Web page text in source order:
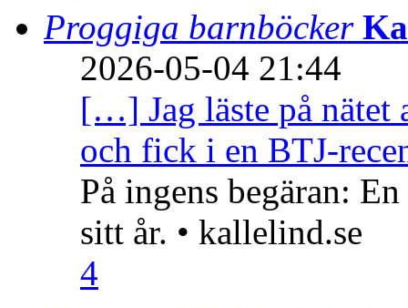
Proggiga barnböcker
2026-05-04 21:44
[…] Jag läste på nätet
och fick i en BTJ-
På ingens begäran:
sitt år. • kallelind.se
4